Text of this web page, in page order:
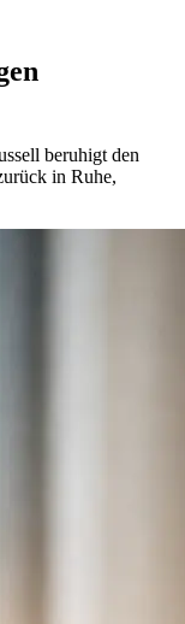
beruhigt den
in Ruhe,